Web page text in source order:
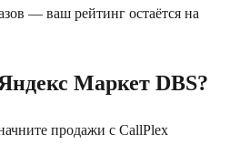
— ваш рейтинг остаётся на
Маркет DBS?
продажи с CallPlex